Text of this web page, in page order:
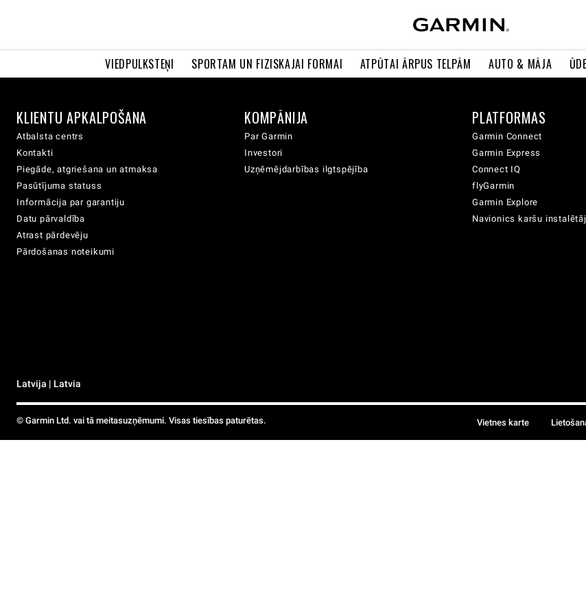
VIEDPULKSTEŅI SPORTAM UN FIZISKAJAI FORMAI ATPŪTAI ĀRPUS TELPĀM AUTO & MĀJA
KLIENTU APKALPOŠANA
Atbalsta centrs
Kontakti
Piegāde, atgriešana un atmaksa
Pasūtījuma statuss
Informācija par garantiju
Datu pārvaldība
Atrast pārdevēju
Pārdošanas noteikumi
KOMPĀNIJA
Par Garmin
Investori
Uzņēmējdarbības ilgtspējība
PLATFORMAS
Garmin Connect
Garmin Express
Connect IQ
flyGarmin
Garmin Explore
Navionics karšu
Latvija | Latvia
© Garmin Ltd. vai tā meitasuzņēmumi. Visas tiesības paturētas. Vietnes karte